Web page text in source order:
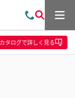
問
い
合
わ
索
メ
ュ
ー
カタログで詳しく見る